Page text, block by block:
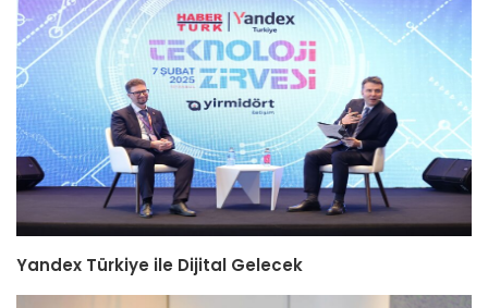
Yandex Türkiye ile Dijital Gelecek